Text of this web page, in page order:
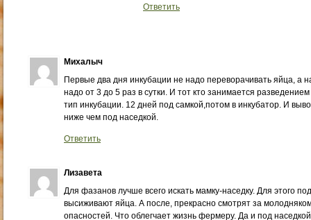
Ответить
Михалыч
Первые два дня инкубации не надо переворачивать яйца, а
надо от 3 до 5 раз в сутки. И тот кто занимается
тип инкубации. 12 дней под самкой,потом в инкубатор. И
ниже чем под наседкой.
Ответить
Лизавета
Для фазанов лучше всего искать мамку-наседку. Для этого
высиживают яйца. А после, прекрасно смотрят за
опасностей. Что облегчает жизнь фермеру. Да и под